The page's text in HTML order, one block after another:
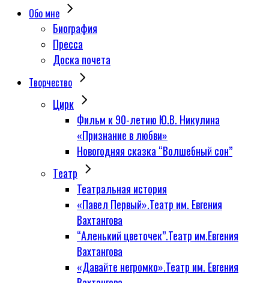
Обо мне
Биография
Пресса
Доска почета
Творчество
Цирк
Фильм к 90-летию Ю.В. Никулина
«Признание в любви»
Новогодняя сказка “Волшебный сон”
Tеатр
Театральная история
«Павел Первый».Театр им. Евгения
Вахтангова
“Аленький цветочек”.Театр им.Евгения
Вахтангова
«Давайте негромко».Театр им. Евгения